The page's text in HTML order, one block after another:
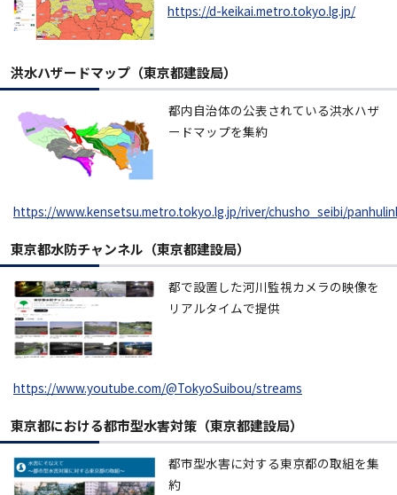
https://d-keikai.metro.tokyo.lg.jp/
洪水ハザードマップ（東京都建設局）
都内自治体の公表されている洪水ハザ
ードマップを集約
https://www.kensetsu.metro.tokyo.lg.jp/river/chusho_seibi/
東京都水防チャンネル（東京都建設局）
都で設置した河川監視カメラの映像を
リアルタイムで提供
https://www.youtube.com/@TokyoSuibou/streams
東京都における都市型水害対策（東京都建設局）
都市型水害に対する東京都の取組を集
約